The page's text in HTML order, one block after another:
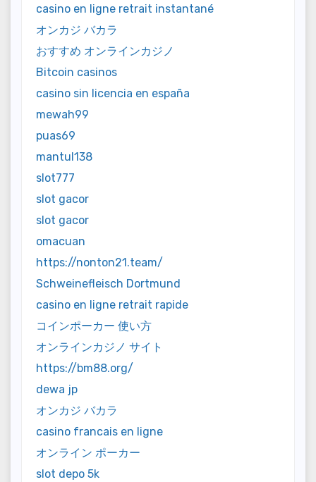
casino en ligne retrait instantané
オンカジ バカラ
おすすめ オンラインカジノ
Bitcoin casinos
casino sin licencia en españa
mewah99
puas69
mantul138
slot777
slot gacor
slot gacor
omacuan
https://nonton21.team/
Schweinefleisch Dortmund
casino en ligne retrait rapide
コインポーカー 使い方
オンラインカジノ サイト
https://bm88.org/
dewa jp
オンカジ バカラ
casino francais en ligne
オンライン ポーカー
slot depo 5k